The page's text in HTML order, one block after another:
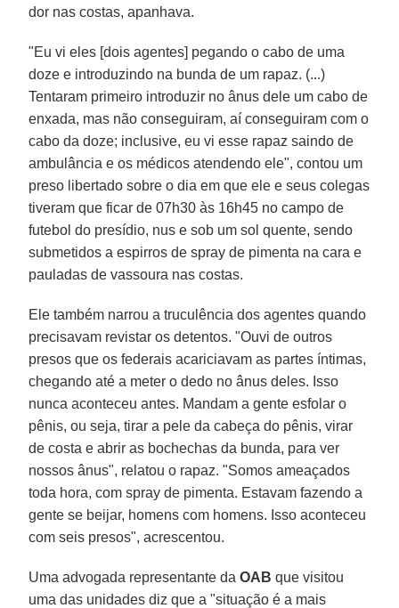
dor nas costas, apanhava.
"Eu vi eles [dois agentes] pegando o cabo de uma
doze e introduzindo na bunda de um rapaz. (...)
Tentaram primeiro introduzir no ânus dele um cabo de
enxada, mas não conseguiram, aí conseguiram com o
cabo da doze; inclusive, eu vi esse rapaz saindo de
ambulância e os médicos atendendo ele", contou um
preso libertado sobre o dia em que ele e seus colegas
tiveram que ficar de 07h30 às 16h45 no campo de
futebol do presídio, nus e sob um sol quente, sendo
submetidos a espirros de spray de pimenta na cara e
pauladas de vassoura nas costas.
Ele também narrou a truculência dos agentes quando
precisavam revistar os detentos. "Ouvi de outros
presos que os federais acariciavam as partes íntimas,
chegando até a meter o dedo no ânus deles. Isso
nunca aconteceu antes. Mandam a gente esfolar o
pênis, ou seja, tirar a pele da cabeça do pênis, virar
de costa e abrir as bochechas da bunda, para ver
nossos ânus", relatou o rapaz. "Somos ameaçados
toda hora, com spray de pimenta. Estavam fazendo a
gente se beijar, homens com homens. Isso aconteceu
com seis presos", acrescentou.
Uma advogada representante daOAB que visitou
uma das unidades diz que a "situação é a mais